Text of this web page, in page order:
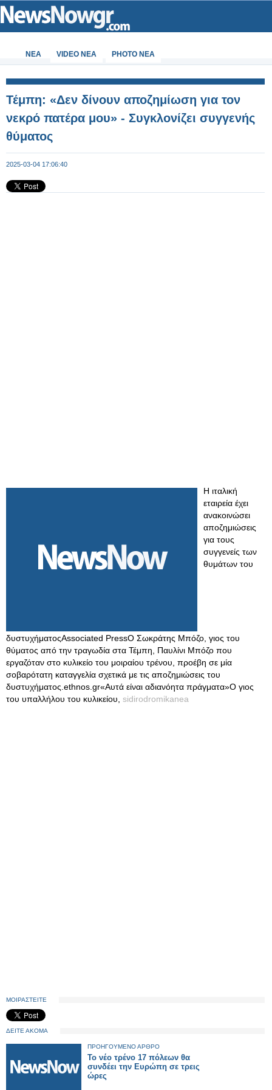
ΝΕΑ VIDEO NEA PHOTO NEA
Τέμπη: «Δεν δίνουν αποζημίωση για τον
νεκρό πατέρα μου» - Συγκλονίζει συγγενής
θύματος
2025-03-04 17:06:40
Η ιταλική
εταιρεία έχει
ανακοινώσει
αποζημιώσεις
για τους
συγγενείς των
θυμάτων του
δυστυχήματοςAssociated PressΟ Σωκράτης Μπόζο, γιος του
θύματος από την τραγωδία στα Τέμπη, Παυλίνι Μπόζο που
εργαζόταν στο κυλικείο του μοιραίου τρένου, προέβη σε μία
σοβαρότατη καταγγελία σχετικά με τις αποζημιώσεις του
δυστυχήματος.ethnos.gr«Αυτά είναι αδιανόητα πράγματα»Ο γιος
του υπαλλήλου του κυλικείου, sidirodromikanea
ΜΟΙΡΑΣΤΕΙΤΕ
ΔΕΙΤΕ ΑΚΟΜΑ
ΠΡΟΗΓΟΥΜΕΝΟ ΑΡΘΡΟ
Το νέο τρένο 17 πόλεων θα
συνδέει την Ευρώπη σε τρεις
ώρες